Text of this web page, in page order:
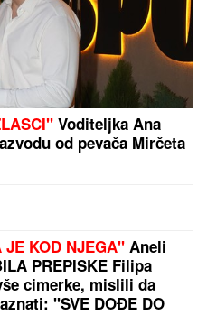
Voditeljka Ana
od pevača Mirčeta
KOD NJEGA" Aneli
PREPISKE Filipa
cimerke, mislili da
"SVE DOĐE DO